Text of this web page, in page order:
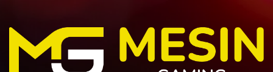
content